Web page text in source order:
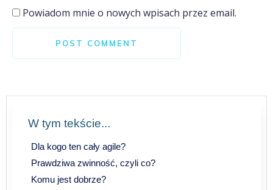
Powiadom mnie o nowych wpisach przez email.
POST COMMENT
W tym tekście...
Dla kogo ten cały agile?
Prawdziwa zwinność, czyli co?
Komu jest dobrze?